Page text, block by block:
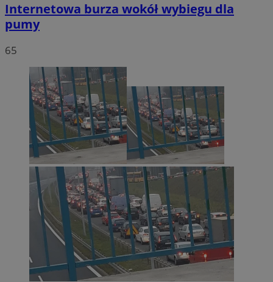
Internetowa burza wokół wybiegu dla
pumy
65